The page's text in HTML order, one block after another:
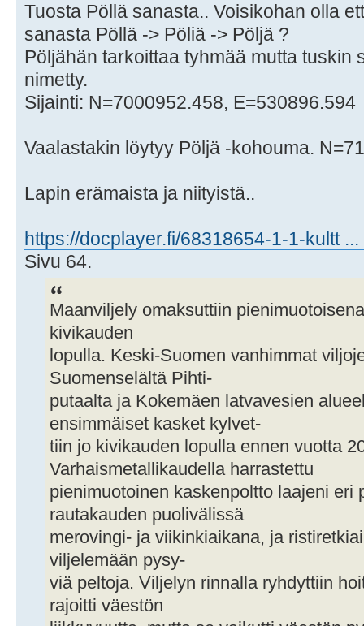
Tuosta Pöllä sanasta.. Voisikohan olla
sanasta Pöllä -> Pöliä -> Pöljä ?
Pöljähän tarkoittaa tyhmää mutta tuskin
nimetty.
Sijainti: N=7000952.458, E=530896.594
Vaalastakin löytyy Pöljä -kohouma.
Lapin erämaista ja niityistä..
https://docplayer.fi/68318654-1-1-kultt
Sivu 64.
Maanviljely omaksuttiin
kivikauden
lopulla. Keski-Suomen vanhimmat
Suomenselältä Pihti-
putaalta ja Kokemäen latvavesien
ensimmäiset kasket kylvet-
tiin jo kivikauden lopulla ennen vuotta
Varhaismetallikaudella harrastettu
pienimuotoinen kaskenpoltto laajeni eri
rautakauden puolivälissä
merovingi- ja viikinkiaikana, ja
viljelemään pysy-
viä peltoja. Viljelyn rinnalla ryhdyttiin
rajoitti väestön